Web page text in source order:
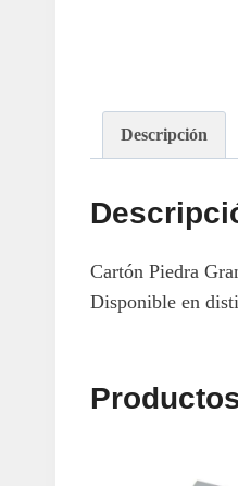
Descripción
Cartón Piedra
Disponible en